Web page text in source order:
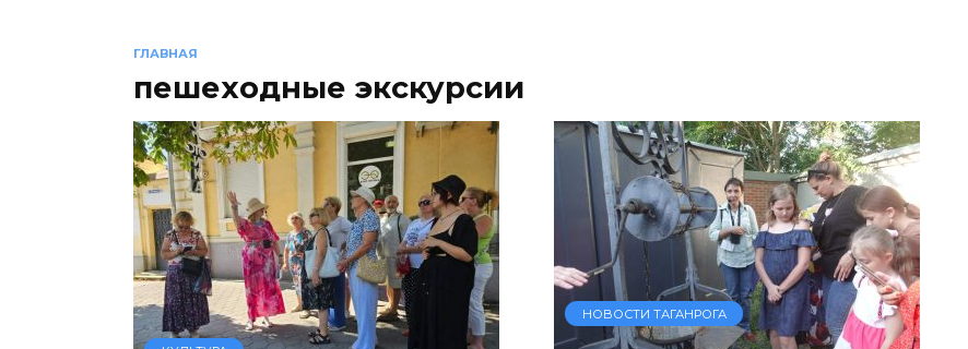
ГЛАВНАЯ
пешеходные экскурсии
НОВОСТИ ТАГАНРОГА